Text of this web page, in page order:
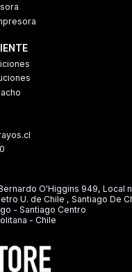
O'Higgins 949, Local
U. de Chile , Santiago De
- Santiago Centro
- Chile